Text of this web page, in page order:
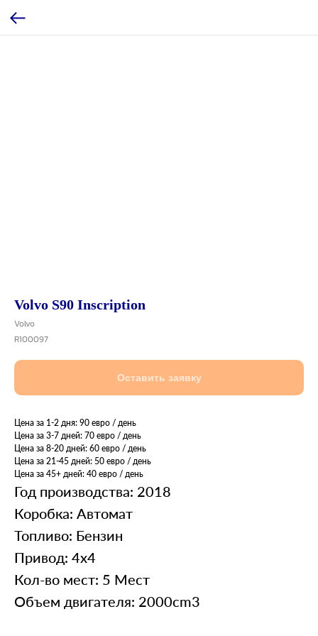
Volvo S90 Inscription
Volvo
R100097
Оставить заявку
Цена за 1-2 дня: 90 евро / день
Цена за 3-7 дней: 70 евро / день
Цена за 8-20 дней: 60 евро / день
Цена за 21-45 дней: 50 евро / день
Цена за 45+ дней: 40 евро / день
Год производства: 2018
Коробка: Автомат
Топливо: Бензин
Привод: 4x4
Кол-во мест: 5 Мест
Объем двигателя: 2000cm3